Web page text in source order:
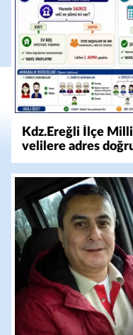
Kdz.Ereğli İlçe
velilere adres
bilgilendirmesi